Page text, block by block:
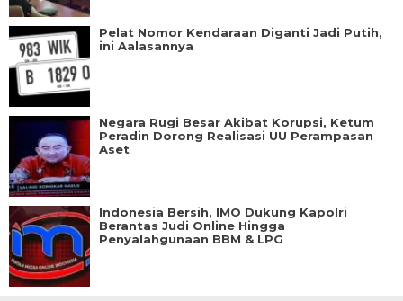
Pelat Nomor Kendaraan Diganti Jadi Putih,
ini Aalasannya
Negara Rugi Besar Akibat Korupsi, Ketum
Peradin Dorong Realisasi UU Perampasan
Aset
Indonesia Bersih, IMO Dukung Kapolri
Berantas Judi Online Hingga
Penyalahgunaan BBM & LPG